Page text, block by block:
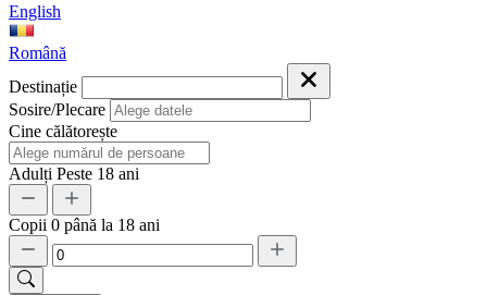
English
Română
Destinație
Sosire/Plecare
Cine călătorește
Adulți Peste 18 ani
Copii 0 până la 18 ani